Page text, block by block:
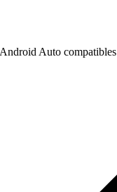
Auto compatibles